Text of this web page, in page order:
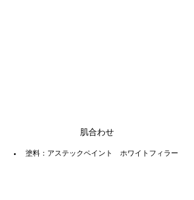
肌合わせ
塗料：アステックペイント　ホワイトフィラー